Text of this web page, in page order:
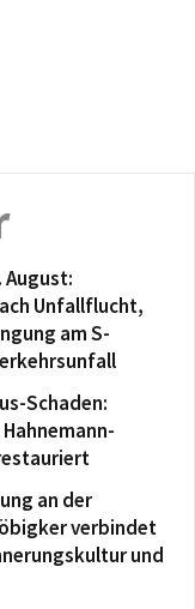
Unfallflucht,
am S-
Schaden:
an der
verbindet
und